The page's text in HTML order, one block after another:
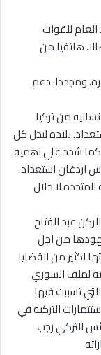
للقوات
هاتفيا من
ومجددا. دعم
من تركيا
بلاده لبذل كل
كما شدد علي اهميه
اردغان استعداد
لا حلال
عبد الفتاح
من اجل
لكثير من القضايا
لملف السوري
تسببت فيها
التركيه في
التركي رجب